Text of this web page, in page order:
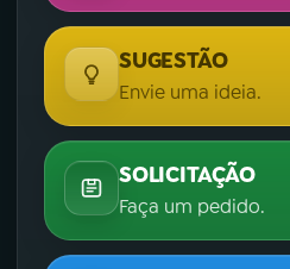
SUGESTÃO
Envie uma ideia.
SOLICITAÇÃO
Faça um pedido.